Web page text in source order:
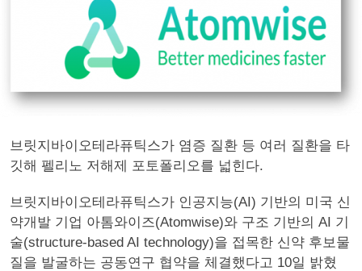
브릿지바이오테라퓨틱스가 염증 질환 등 여러 질환을 타
깃해 펠리노 저해제 포토폴리오를 넓힌다.
브릿지바이오테라퓨틱스가 인공지능(AI) 기반의 미국 신
약개발 기업 아톰와이즈(Atomwise)와 구조 기반의 AI 기
술(structure-based AI technology)을 접목한 신약 후보물
질을 발굴하는 공동연구 협약을 체결했다고 10일 밝혔